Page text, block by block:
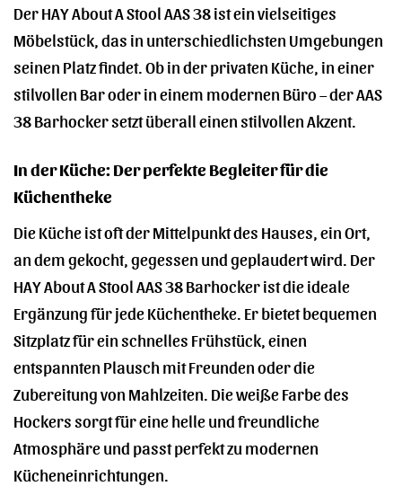
Der HAY About A Stool AAS 38 ist ein vielseitiges
Möbelstück, das in unterschiedlichsten Umgebungen
seinen Platz findet. Ob in der privaten Küche, in einer
stilvollen Bar oder in einem modernen Büro – der AAS
38 Barhocker setzt überall einen stilvollen Akzent.
In der Küche: Der perfekte Begleiter für die
Küchentheke
Die Küche ist oft der Mittelpunkt des Hauses, ein Ort,
an dem gekocht, gegessen und geplaudert wird. Der
HAY About A Stool AAS 38 Barhocker ist die ideale
Ergänzung für jede Küchentheke. Er bietet bequemen
Sitzplatz für ein schnelles Frühstück, einen
entspannten Plausch mit Freunden oder die
Zubereitung von Mahlzeiten. Die weiße Farbe des
Hockers sorgt für eine helle und freundliche
Atmosphäre und passt perfekt zu modernen
Kücheneinrichtungen.